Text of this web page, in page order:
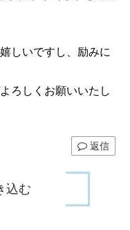
しいですし、励みに
ろしくお願いいたし
返信
込む